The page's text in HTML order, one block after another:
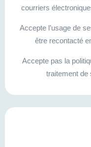
courriers
Accepte l’usage de
être recontacté
Accepte pas la
traitement de